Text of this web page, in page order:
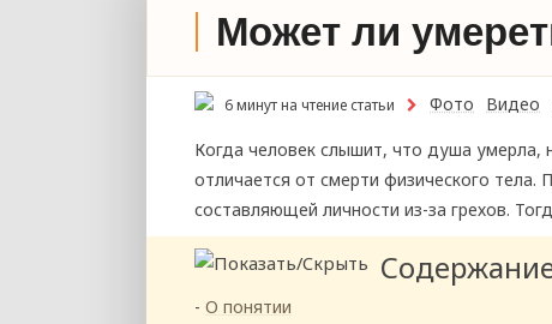
Может ли
6 минут на чтение статьи Фото Видео
Когда человек слышит, что душа умерла,
отличается от смерти физического
составляющей личности из-за грехов.
О понятии